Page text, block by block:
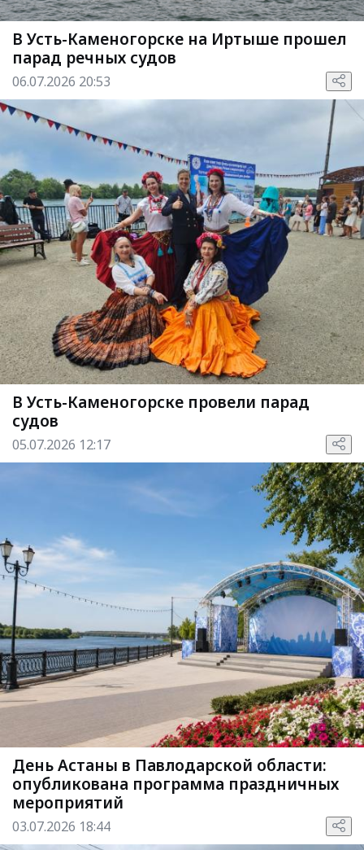
В Усть-Каменогорске на Иртыше прошел
парад речных судов
06.07.2026 20:53
В Усть-Каменогорске провели парад
судов
05.07.2026 12:17
День Астаны в Павлодарской области:
опубликована программа праздничных
мероприятий
03.07.2026 18:44